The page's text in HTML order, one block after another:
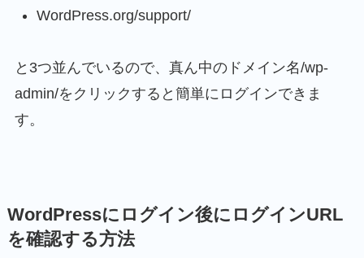
WordPress.org/support/
と3つ並んでいるので、真ん中のドメイン名/wp-
admin/をクリックすると簡単にログインできま
す。
WordPressにログイン後にログインURL
を確認する方法